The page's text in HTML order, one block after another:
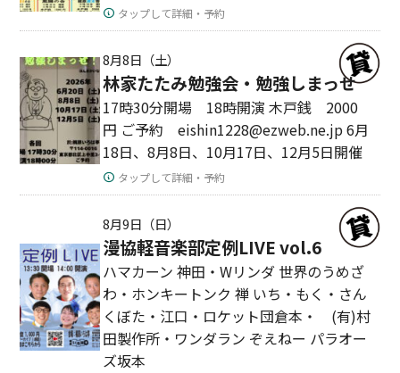
タップして詳細・予約
8月8日（土）
林家たたみ勉強会・勉強しまっせ
17時30分開場 18時開演 木戸銭 2000
円 ご予約 eishin1228@ezweb.ne.jp 6月
18日、8月8日、10月17日、12月5日開催
タップして詳細・予約
8月9日（日）
漫協軽音楽部定例LIVE vol.6
ハマカーン 神田・Wリンダ 世界のうめざ
わ・ホンキートンク 禅 いち・もく・さん
くぼた・江口・ロケット団倉本・ (有)村
田製作所・ワンダラン ぞえねー パラオー
ズ坂本